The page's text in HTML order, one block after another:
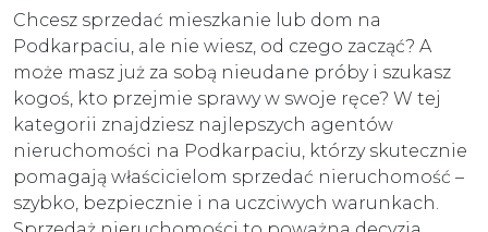
Chcesz sprzedać mieszkanie lub dom na
Podkarpaciu, ale nie wiesz, od czego zacząć? A
może masz już za sobą nieudane próby i szukasz
kogoś, kto przejmie sprawy w swoje ręce? W tej
kategorii znajdziesz najlepszych agentów
nieruchomości na Podkarpaciu, którzy skutecznie
pomagają właścicielom sprzedać nieruchomość –
szybko, bezpiecznie i na uczciwych warunkach.